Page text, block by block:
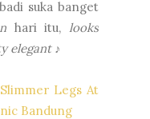
suka banget
hari itu, looks
elegant ♪
Legs At
Bandung